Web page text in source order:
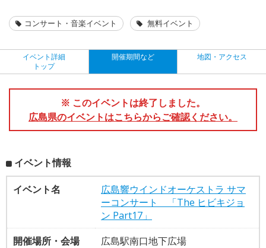
コンサート・音楽イベント 無料イベント
イベント詳細
トップ
開催期間など 地図・アクセス
※ このイベントは終了しました。
広島県のイベントはこちらからご確認ください。
イベント情報
イベント名
広島響ウインドオーケストラ サマ
ーコンサート 「The ヒビキジョ
ン Part17」
開催場所・会場
広島駅南口地下広場